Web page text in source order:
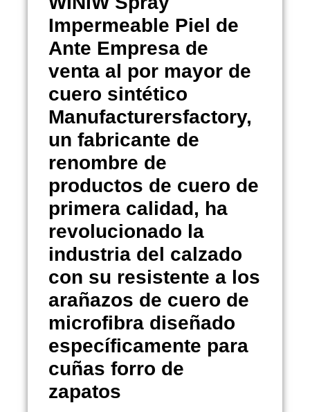
Impermeable Piel de
Ante Empresa de
venta al por mayor de
cuero sintético
Manufacturersfactory,
un fabricante de
renombre de
productos de cuero de
primera calidad, ha
revolucionado la
industria del calzado
con su resistente a los
arañazos de cuero de
microfibra diseñado
específicamente para
cuñas forro de
zapatos